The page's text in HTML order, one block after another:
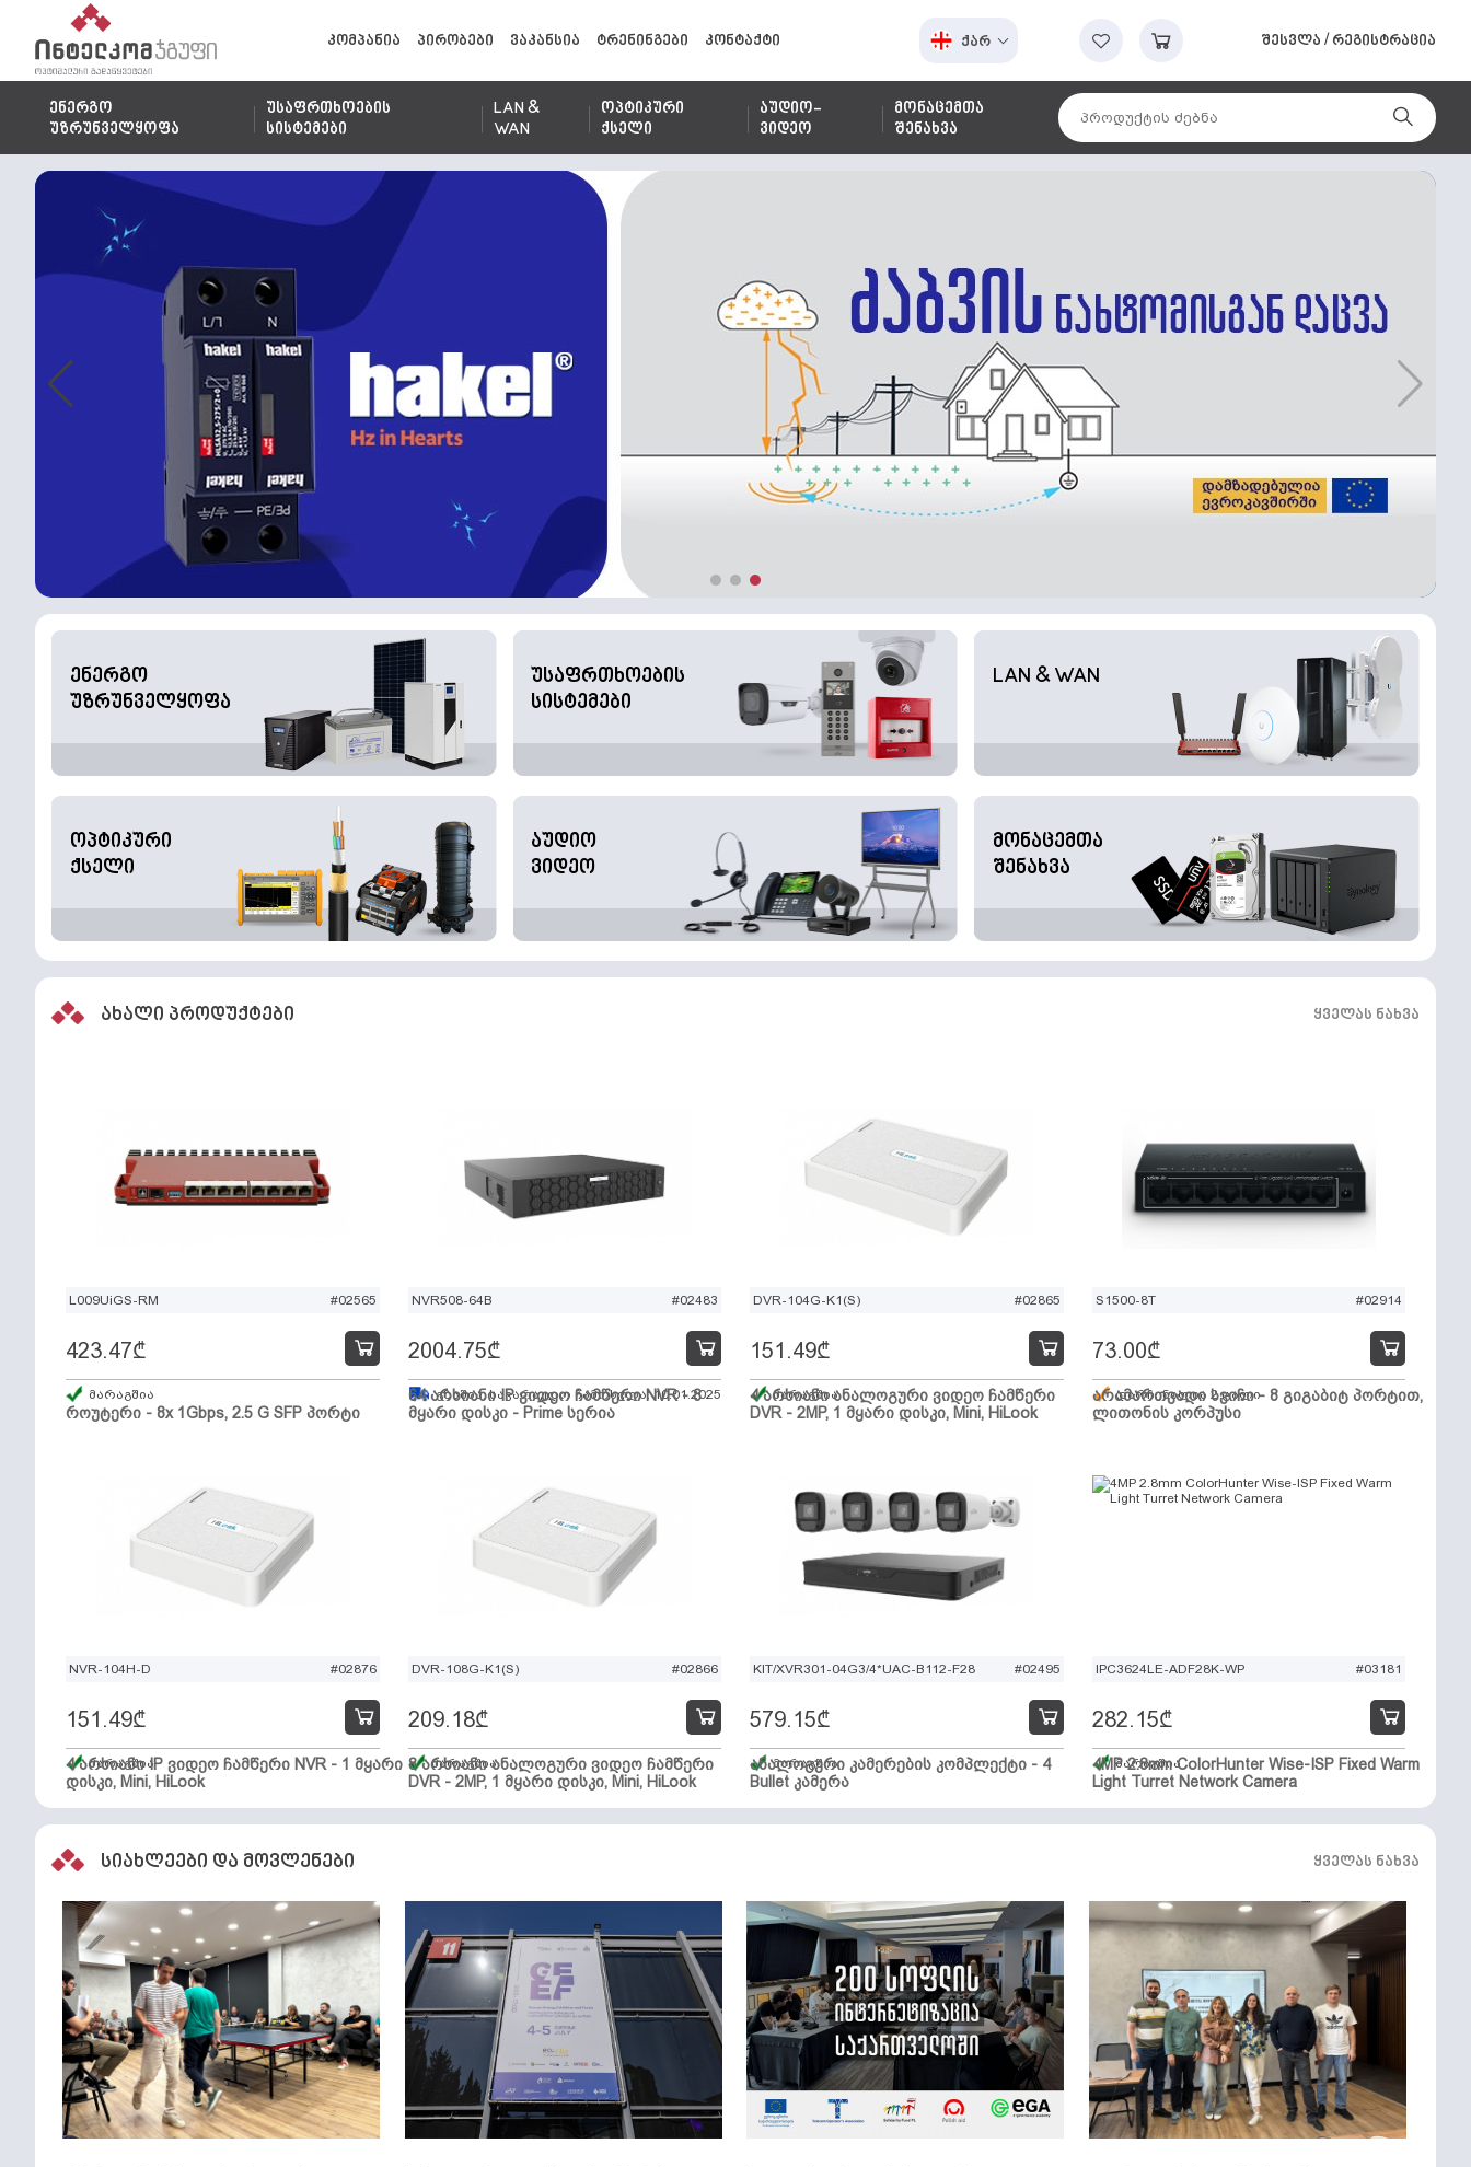
კომპანია პირობები ვაკანსია ტრენინგები კონტაქტი ქარ შესვლა / რეგისტრაცია
ენერგო
უზრუნველყოფა
უსაფრთხოების
სისტემები
LAN &
WAN
ოპტიკური
ქსელი
აუდიო-
ვიდეო
მონაცემთა
შენახვა
ენერგო
უზრუნველყოფა
უსაფრთხოების
სისტემები
LAN & WAN
ოპტიკური
ქსელი
აუდიო
ვიდეო
მონაცემთა
შენახვა
ახალი პროდუქტები ყველას ნახვა
L009UiGS-RM #02565
როუტერი - 8x 1Gbps, 2.5 G SFP პორტი
423.47₾
მარაგშია
NVR508-64B #02483
64 არხიანი IP ვიდეო ჩამწერი NVR - 8
მყარი დისკი - Prime სერია
2004.75₾
გზაშია, სავარაუდო ჩამოსვლა: 10.01.2025
DVR-104G-K1(S) #02865
4 არხიანი ანალოგური ვიდეო ჩამწერი
DVR - 2MP, 1 მყარი დისკი, Mini, HiLook
151.49₾
მარაგშია
S1500-8T #02914
არამართვადი სვიჩი - 8 გიგაბიტ პორტით,
ლითონის კორპუსი
73.00₾
დარჩენილია 2 ცალი
NVR-104H-D #02876
4 არხიანი IP ვიდეო ჩამწერი NVR - 1 მყარი
დისკი, Mini, HiLook
151.49₾
მარაგშია
DVR-108G-K1(S) #02866
8 არხიანი ანალოგური ვიდეო ჩამწერი
DVR - 2MP, 1 მყარი დისკი, Mini, HiLook
209.18₾
მარაგშია
KIT/XVR301-04G3/4*UAC-B112-F28 #02495
ანალოგური კამერების კომპლექტი - 4
Bullet კამერა
579.15₾
მარაგშია
IPC3624LE-ADF28K-WP #03181
4MP 2.8mm ColorHunter Wise-ISP Fixed Warm
Light Turret Network Camera
282.15₾
მარაგშია
სიახლეები და მოვლენები ყველას ნახვა